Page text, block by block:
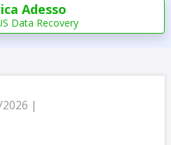
Adesso
Data Recovery
|